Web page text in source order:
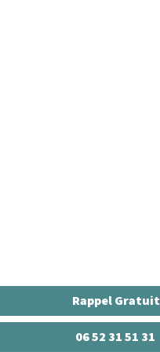
Rappel Gratuit
06 52 31 51 31